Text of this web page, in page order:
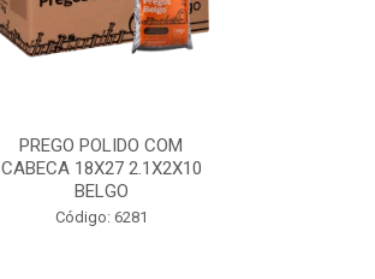
PREGO POLIDO COM
CABECA 18X27 2.1X2X10
BELGO
Código: 6281